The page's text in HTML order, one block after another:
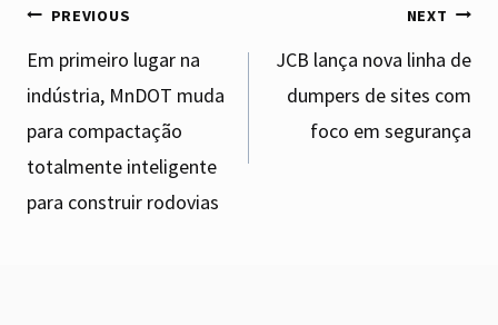
Post
navigation
PREVIOUS
Em primeiro lugar na
indústria, MnDOT muda
para compactação
totalmente inteligente
para construir rodovias
NEXT
JCB lança nova linha de
dumpers de sites com
foco em segurança